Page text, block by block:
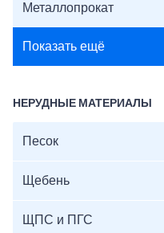
Металлопрокат
Показать ещё
НЕРУДНЫЕ МАТЕРИАЛЫ
Песок
Щебень
ЩПС и ПГС